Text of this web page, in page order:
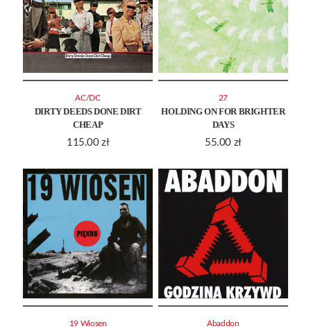
DIRTY DEEDS DONE DIRT
CHEAP
115.00 zł
AC/DC
HOLDING ON FOR BRIGHTER
DAYS
55.00 zł
27
19 Wiosen Abaddon